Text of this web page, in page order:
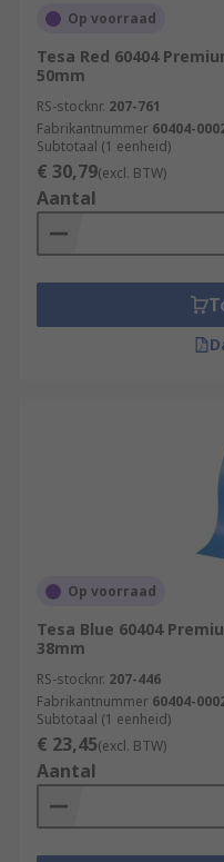
Op voorraad
Tesa Red 60404
50mm
RS-stocknr. 207-761
Fabrikantnummer 60404-
Subtotaal (1 eenheid)
€ 30,79(excl. BTW)
Aantal
Op voorraad
Tesa Blue 60404
38mm
RS-stocknr. 207-446
Fabrikantnummer 60404-
Subtotaal (1 eenheid)
€ 23,45(excl. BTW)
Aantal